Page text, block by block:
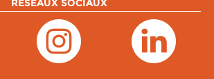
RÉSEAUX SOCIAUX